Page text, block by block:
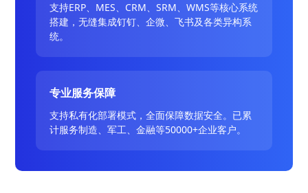
支持ERP、MES、CRM、SRM、WMS等核心系统
搭建，无缝集成钉钉、企微、飞书及各类异构系
统。
专业服务保障
支持私有化部署模式，全面保障数据安全。已累
计服务制造、军工、金融等50000+企业客户。